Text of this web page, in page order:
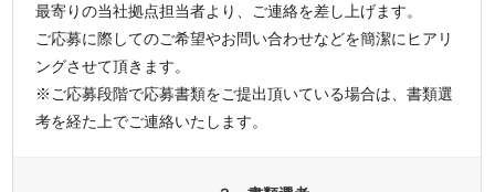
最寄りの当社拠点担当者より、ご連絡を差し上げます。
ご応募に際してのご希望やお問い合わせなどを簡潔にヒアリ
ングさせて頂きます。
※ご応募段階で応募書類をご提出頂いている場合は、書類選
考を経た上でご連絡いたします。